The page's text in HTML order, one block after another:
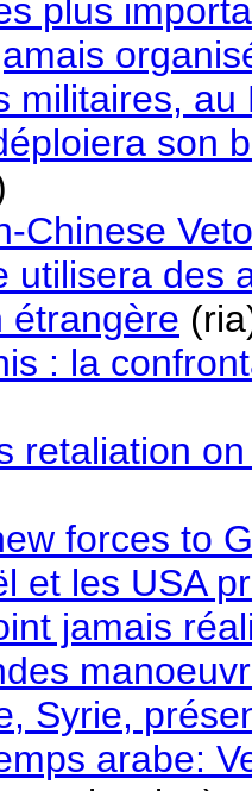
plus
militaires, au
son
Chinese
utilisera des
étrangère
: la
retaliation
forces to
et les USA
jamais
Syrie,
arabe: